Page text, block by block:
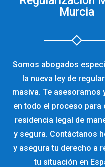
Murcia
Somos abogados
la nueva ley de
masiva. Te asesoramos
en todo el proceso para
residencia legal de
y segura. Contáctanos
y asegura tu derecho a
tu situación en